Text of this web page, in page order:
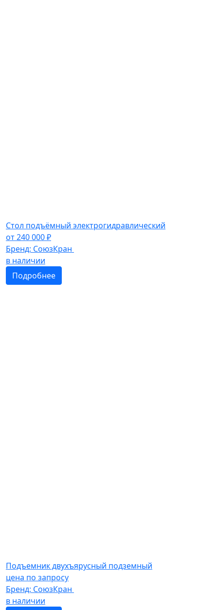
Стол подъёмный электрогидравлический
от240 000₽
Бренд: СоюзКран
в наличии
Подробнее
Подъемник двухъярусный подземный
цена по запросу
Бренд: СоюзКран
в наличии